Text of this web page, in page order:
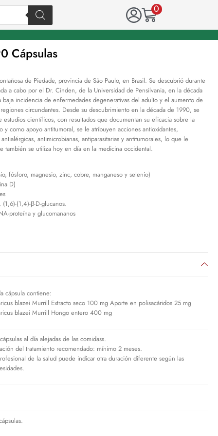
0
Cápsulas
de Piedade, provincia de São Paulo, en Brasil. Se descubrió durante
a cabo por el Dr. Cinden, de la Universidad de Pensilvania, en la década
incidencia de enfermedades degenerativas del adulto y el aumento de
circundantes. Desde su descubrimiento en la década de 1990, se
científicos, con resultados que documentan su eficacia sobre la
como apoyo antitumoral, se le atribuyen acciones antioxidantes,
antimicrobianas, antiparasitarias y antitumorales, lo que le
también se utiliza hoy en día en la medicina occidental.
fósforo, magnesio, zinc, cobre, manganeso y selenio)
D)
(1,6)-(1,4)-β-D-glucanos.
proteína y glucomananos
cápsula contiene:
blazei Murrill Extracto seco 100 mg Aporte en polisacáridos 25 mg
blazei Murrill Hongo entero 400 mg
al día alejadas de las comidass.
del tratamiento recomendado: mínimo 2 meses.
de la salud puede indicar otra duración diferente según las